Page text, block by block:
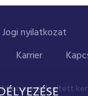
Jogi nyilatkozat
Karrier
megjelenített